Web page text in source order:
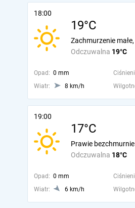
18:00
19°C
Odczuwalna 19°C
Zachmurzenie
Opad: 0 mm
Wiatr:
8 km/h
19:00
17°C
Odczuwalna 18°C
Prawie bezchmurnie
Opad: 0 mm
Wiatr:
6 km/h